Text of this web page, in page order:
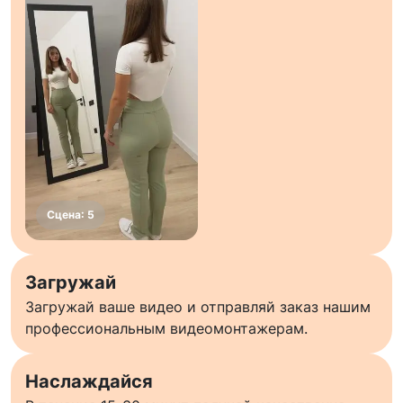
Загружай
Загружай ваше видео и отправляй заказ нашим
профессиональным видеомонтажерам.
Наслаждайся